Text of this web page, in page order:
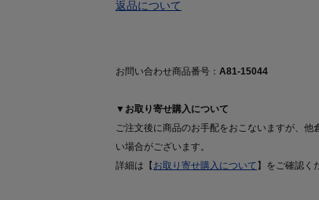
返品について
お問い合わせ商品番号： A81-15044
▼お取り寄せ購入について
ご注文後に商品のお手配をおこないますが、
い場合がございます。
詳細は【 お取り寄せ購入について 】をご確認く